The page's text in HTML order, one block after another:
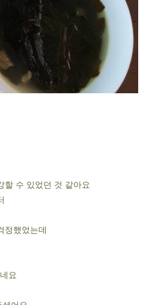
할 수 있었던 것 같아요
정했었는데
요